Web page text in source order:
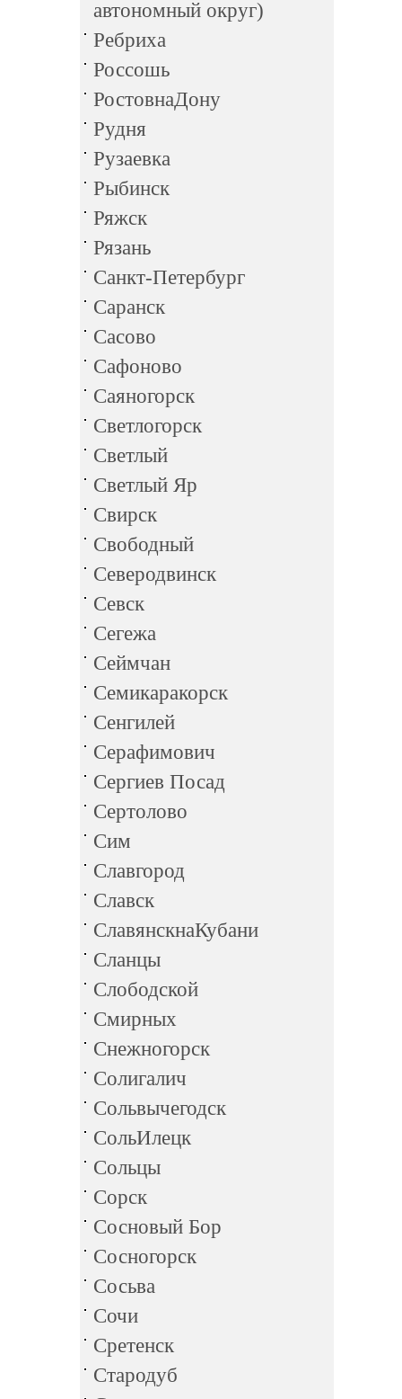
автономный округ)
Ребриха
Россошь
РостовнаДону
Рудня
Рузаевка
Рыбинск
Ряжск
Рязань
Санкт-Петербург
Саранск
Сасово
Сафоново
Саяногорск
Светлогорск
Светлый
Светлый Яр
Свирск
Свободный
Северодвинск
Севск
Сегежа
Сеймчан
Семикаракорск
Сенгилей
Серафимович
Сергиев Посад
Сертолово
Сим
Славгород
Славск
СлавянскнаКубани
Сланцы
Слободской
Смирных
Снежногорск
Солигалич
Сольвычегодск
СольИлецк
Сольцы
Сорск
Сосновый Бор
Сосногорск
Сосьва
Сочи
Сретенск
Стародуб